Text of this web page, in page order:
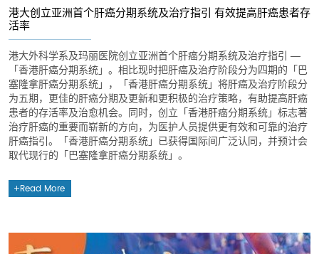
港大创立亚洲首个肝癌分期系统及治疗指引 有效提高肝癌患者存
活率
港大外科学系及玛丽医院创立亚洲首个肝癌分期系统及治疗指引 ―
「香港肝癌分期系统」。相比现时把肝癌及治疗阶段分为四期的「巴
塞隆拿肝癌分期系统」，「香港肝癌分期系统」将肝癌及治疗阶段分
为五期，更佳的肝癌分期及更新和更积极的治疗策略，有助提高肝癌
患者的存活率及治愈机会。同时，创立「香港肝癌分期系统」标志著
治疗肝癌的重要而崭新的方向，为医护人员提供更有效和可靠的治疗
肝癌指引。「香港肝癌分期系统」已获得国际间广泛认同，并预计会
取代现行的「巴塞隆拿肝癌分期系统」。
Read More